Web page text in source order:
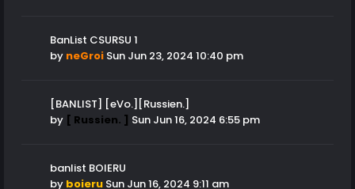
BanList CSURSU 1
by neGroi Sun Jun 23, 2024 10:40 pm
[BANLIST] [eVo.][Russien.]
by [ Russien. ] Sun Jun 16, 2024 6:55 pm
banlist BOIERU
by boieru Sun Jun 16, 2024 9:11 am